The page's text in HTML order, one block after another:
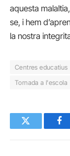
aquesta
se, i hem
la nostra
Centres educatius
Tornada a l'escola
Twitter